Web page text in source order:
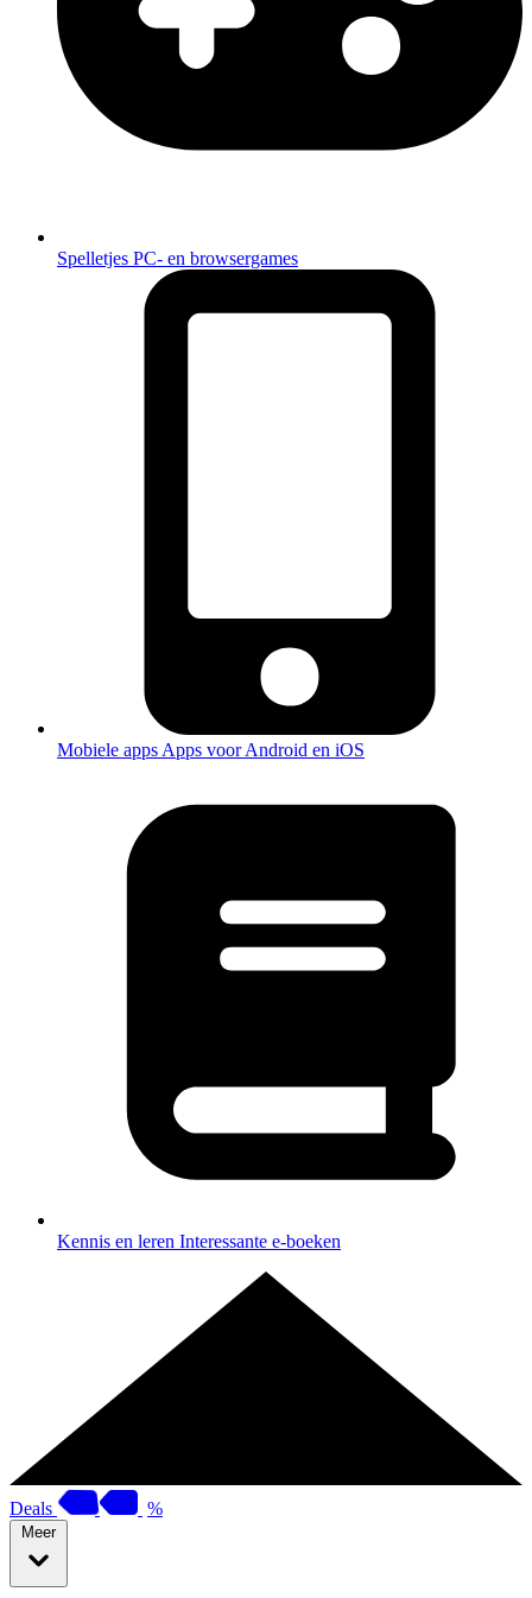
Spelletjes PC- en browsergames
Mobiele apps Apps voor Android en iOS
Kennis en leren Interessante e-boeken
Deals %
Meer